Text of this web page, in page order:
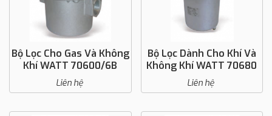
Bộ Lọc Cho Gas Và Không
Khí WATT 70600/6B
Liên hệ
Bộ Lọc Dành Cho Khí Và
Không Khí WATT 70680
Liên hệ